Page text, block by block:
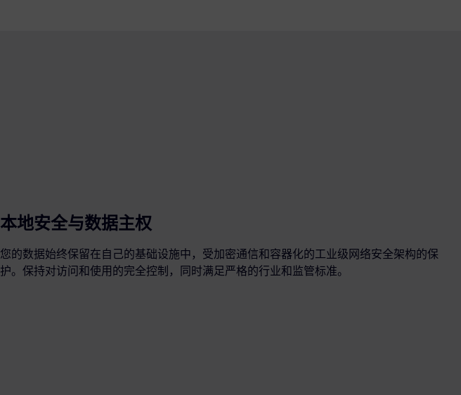
本地安全与数据主权
您的数据始终保留在自己的基础设施中，受加密通信和容器化的工业级网络安全架构的保
护。保持对访问和使用的完全控制，同时满足严格的行业和监管标准。